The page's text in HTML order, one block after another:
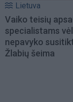
Lietuva
Vaiko teisių
specialistams vėl
nepavyko
Žlabių šeima